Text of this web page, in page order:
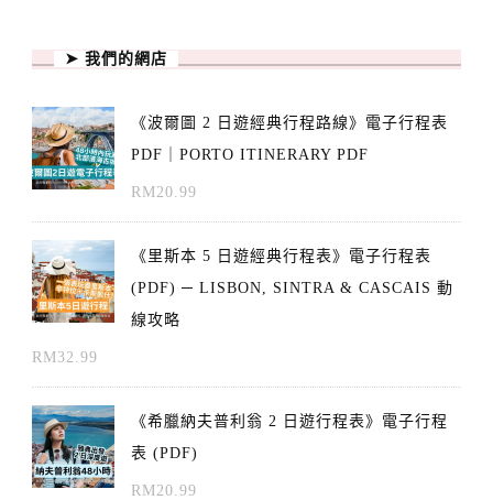
➤ 我們的網店
《波爾圖 2 日遊經典行程路線》電子行程表
PDF｜PORTO ITINERARY PDF
RM20.99
《里斯本 5 日遊經典行程表》電子行程表
(PDF) ─ LISBON, SINTRA & CASCAIS 動
線攻略
RM32.99
《希臘納夫普利翁 2 日遊行程表》電子行程
表 (PDF)
RM20.99